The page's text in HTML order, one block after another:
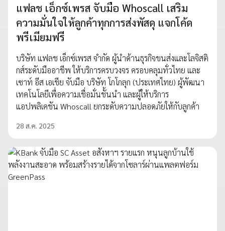
แฟลช เอ็กซ์เพรส จับมือ Whoscall เสริม
ความมั่นใจให้ลูกค้าทุกการส่งพัสดุ แจกโค้ด
พรีเมียมฟรี
บริษัท แฟลช เอ็กซ์เพรส จำกัด ผู้นำด้านธุรกิจขนส่งและโลจิสติ
กส์ระดับมืออาชีพ ให้บริการครบวงจร ครอบคลุมทั่วไทย และ
เซาท์ อีส เอเชีย จับมือ บริษัท โกโกลุก (ประเทศไทย) ผู้พัฒนา
เทคโนโลยีเพื่อความเชื่อมั่นชั้นนำ และผู้ให้บริการ
แอปพลิเคชัน Whoscall ยกระดับความปลอดภัยให้กับลูกค้า
28 ส.ค. 2025